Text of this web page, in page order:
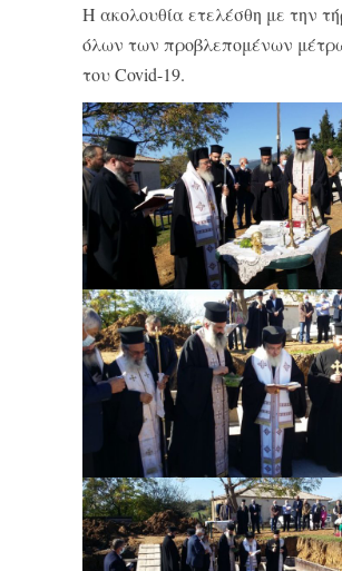
Η ακολουθία ετελέσθη με την
όλων των προβλεπομένων
του Covid-19.